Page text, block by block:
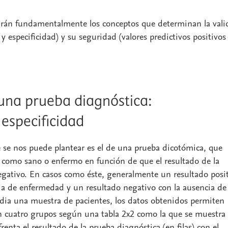
fundamentalmente los conceptos que determinan la
especificidad) y su seguridad (valores predictivos positivos
prueba diagnóstica:
se nos puede plantear es el de una prueba dicotómica, que
sano o enfermo en función de que el resultado de la
En casos como éste, generalmente un resultado
de enfermedad y un resultado negativo con la ausencia
una muestra de pacientes, los datos obtenidos permiten
cuatro grupos según una tabla 2x2 como la que se muestra